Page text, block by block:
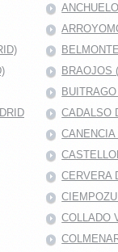
BRAOJOS
CADALSO
CERVERA
COLLADO